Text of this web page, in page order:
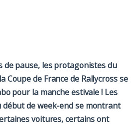
de pause, les protagonistes du
Coupe de France de Rallycross se
pour la manche estivale ! Les
début de week-end se montrant
voitures, certains ont